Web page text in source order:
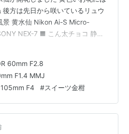
方は先日から咲いているリュウ
景 黄水仙 Nikon Ai-S Micro-
NEX-7 ■ こん太チョコ 静岡
よって生まれ発見された極甘金
い文句のスイーツ金柑という名
食べられる甘さが極上の金柑で
、いちど食したら忘れられない
静岡清水産 ス…
60mm F2.8
F1.4 MMJ
F4 #スイーツ金柑